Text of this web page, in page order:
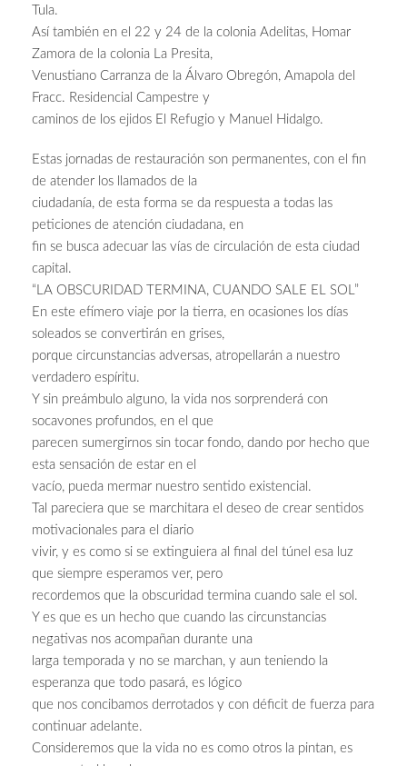
Tula.
Así también en el 22 y 24 de la colonia Adelitas, Homar
Zamora de la colonia La Presita,
Venustiano Carranza de la Álvaro Obregón, Amapola del
Fracc. Residencial Campestre y
caminos de los ejidos El Refugio y Manuel Hidalgo.
Estas jornadas de restauración son permanentes, con el fin
de atender los llamados de la
ciudadanía, de esta forma se da respuesta a todas las
peticiones de atención ciudadana, en
fin se busca adecuar las vías de circulación de esta ciudad
capital.
“LA OBSCURIDAD TERMINA, CUANDO SALE EL SOL”
En este efímero viaje por la tierra, en ocasiones los días
soleados se convertirán en grises,
porque circunstancias adversas, atropellarán a nuestro
verdadero espíritu.
Y sin preámbulo alguno, la vida nos sorprenderá con
socavones profundos, en el que
parecen sumergirnos sin tocar fondo, dando por hecho que
esta sensación de estar en el
vacío, pueda mermar nuestro sentido existencial.
Tal pareciera que se marchitara el deseo de crear sentidos
motivacionales para el diario
vivir, y es como si se extinguiera al final del túnel esa luz
que siempre esperamos ver, pero
recordemos que la obscuridad termina cuando sale el sol.
Y es que es un hecho que cuando las circunstancias
negativas nos acompañan durante una
larga temporada y no se marchan, y aun teniendo la
esperanza que todo pasará, es lógico
que nos concibamos derrotados y con déficit de fuerza para
continuar adelante.
Consideremos que la vida no es como otros la pintan, es